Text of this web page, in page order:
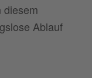
diesem
Ablauf